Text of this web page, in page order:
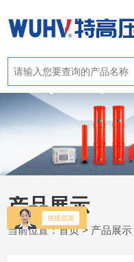
产品展示
当前位置：首页> 产品展示